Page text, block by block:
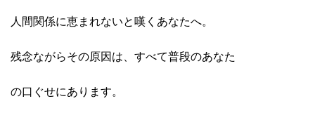
人間関係に恵まれないと嘆くあなたへ。
残念ながらその原因は、すべて普段のあなた
の口ぐせにあります。